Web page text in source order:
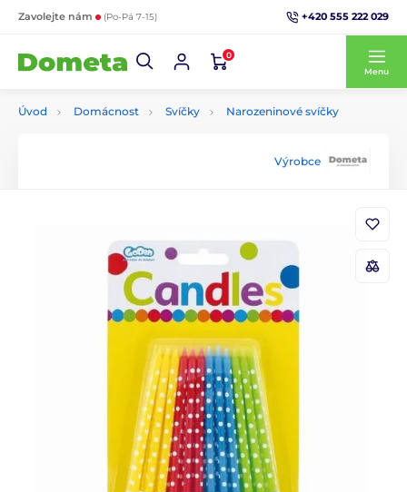
Zavolejte nám (Po-Pá 7-15) +420 555 222 029
0
Menu
Úvod Domácnost Svíčky Narozeninové svíčky
Výrobce